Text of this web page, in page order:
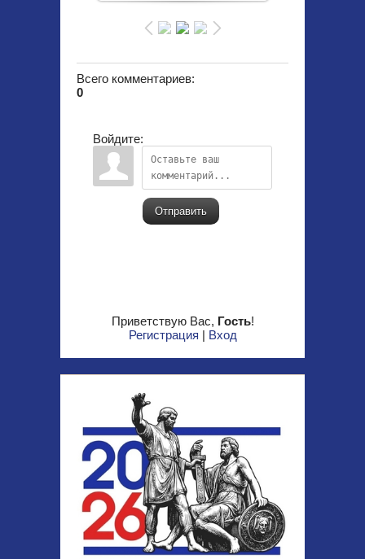
Всего комментариев:
0
Войдите:
Отправить
Приветствую Вас, Гость!
Регистрация | Вход